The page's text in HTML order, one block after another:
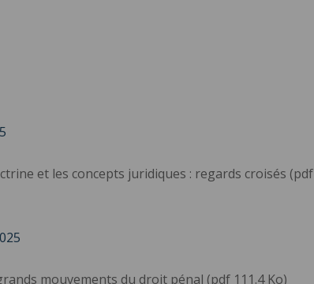
et les concepts juridiques : regards croisés (pdf
mouvements du droit pénal (pdf 111.4 Ko)